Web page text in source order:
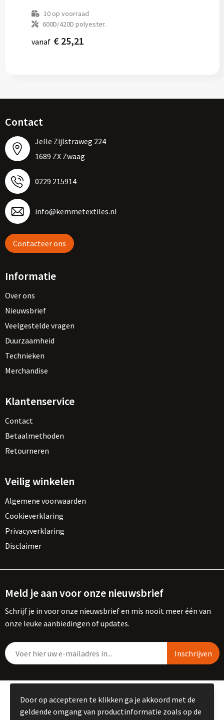
10op voorraad
600D/420D polyester.
vanaf € 25,21
Contact
Jelle Zijlstraweg 224
1689 ZX Zwaag
0229 215914
info@kemmetextiles.nl
Contacteer ons
Informatie
Over ons
Nieuwsbrief
Veelgestelde vragen
Duurzaamheid
Technieken
Merchandise
Klantenservice
Contact
Betaalmethoden
Retourneren
Veilig winkelen
Algemene voorwaarden
Cookieverklaring
Privacyverklaring
Disclaimer
Meld je aan voor onze nieuwsbrief
Schrijf je in voor onze nieuwsbrief en mis nooit meer één van
onze leuke aanbiedingen of updates.
© Copyright Kemme B.V. 2023
Door op accepteren te klikken ga je akkoord met de
geldende omgang van productinformatie zoals op de